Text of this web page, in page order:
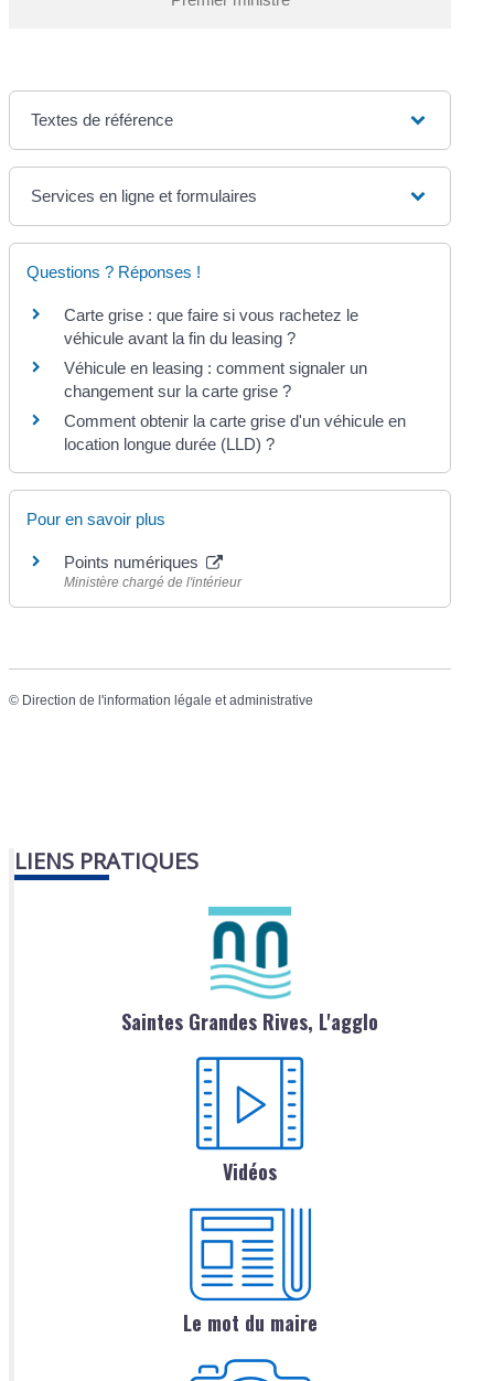
Textes de référence
Services en ligne et formulaires
Questions ? Réponses !
Carte grise : que faire si vous rachetez le
véhicule avant la fin du leasing ?
Véhicule en leasing : comment signaler un
changement sur la carte grise ?
Comment obtenir la carte grise d'un véhicule en
location longue durée (LLD) ?
Pour en savoir plus
Points numériques
Ministère chargé de l'intérieur
© Direction de l'information légale et administrative
LIENS PRATIQUES
Saintes Grandes Rives, L'agglo
Vidéos
Le mot du maire